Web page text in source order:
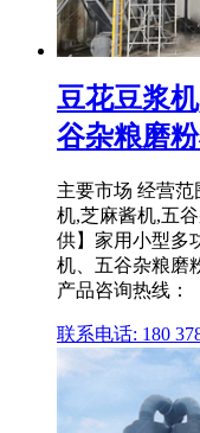
豆花豆浆
谷杂粮磨
主要市场 经营
机,芝麻酱机,五
供】家用小型多
机、五谷杂粮磨
产品咨询热线：
联系电话: 180